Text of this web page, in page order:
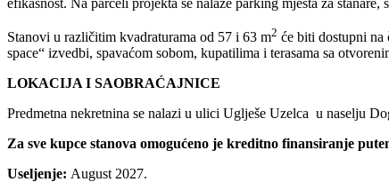
Stanovi u različitim kvadraturama od 57 i 63 m2 će biti dostupni na
space“ izvedbi, spavaćom sobom, kupatilima i terasama sa
LOKACIJA I SAOBRAĆAJNICE
Predmetna nekretnina se nalazi u ulici Uglješe Uzelca u naselju
Za sve kupce stanova omogućeno je kreditno finansiranje
Useljenje: August 2027.